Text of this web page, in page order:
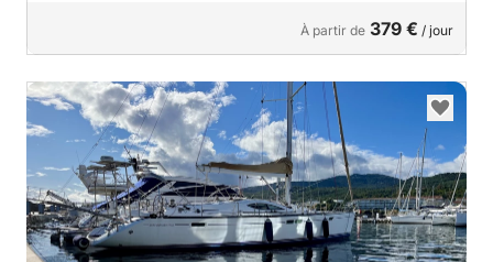
À partir de 379 € / jour